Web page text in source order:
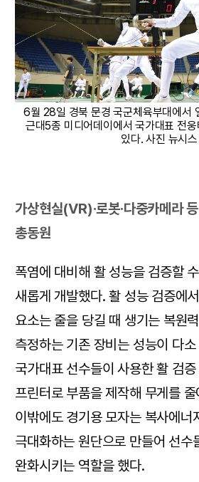
6월 28일 경북 문경 국군체육부대에서
근대5종 미디어데이에서 국가대표 전
있다. 사진 뉴시스
가상현실(VR)·로봇·다중카메라
총동원
폭염에 대비해 활 성능을 검증할
새롭게 개발했다. 활 성능 검증에
요소는 줄을 당길 때 생기는 복원
측정하는 기존 장비는 성능이 다소
국가대표 선수들이 사용한 활 검
프린터로 부품을 제작해 무게를
이밖에도 경기용 모자는 복사에너
극대화하는 원단으로 만들어 선수
완화시키는 역할을 했다.